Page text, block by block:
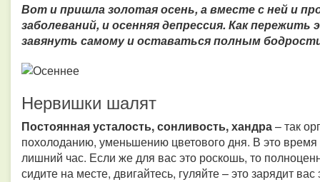
Вот и пришла золотая осень, а вместе с ней и
заболеваний, и осенняя депрессия. Как пережить
завянуть самому и оставаться полным
Нервишки шалят
Постоянная усталость, сонливость, хандра– так
похолоданию, уменьшению цветового дня. В это время
лишний час. Если же для вас это роскошь, то
сидите на месте, двигайтесь, гуляйте – это зарядит